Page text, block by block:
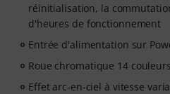
réinitialisation, la
d'heures de fonctionnement
Entrée d'alimentation sur
Roue chromatique 14
Effet arc-en-ciel à vitesse